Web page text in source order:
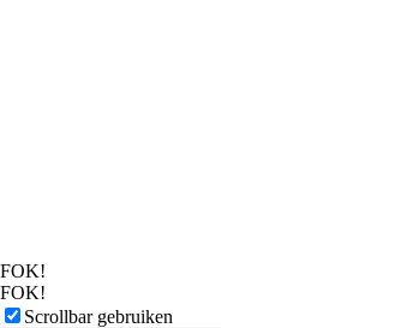
FOK!
FOK!
Scrollbar gebruiken